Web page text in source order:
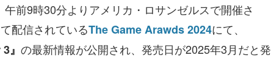
午前9時30分よりアメリカ・ロサンゼルスで開催さ
配信されているThe Game Arawds 2024にて、
』 の最新情報が公開され、発売日が2025年3月だと発